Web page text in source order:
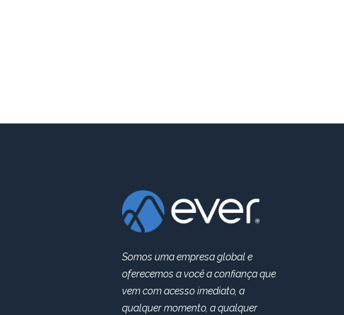
Somos uma empresa global e
oferecemos a você a confiança que
vem com acesso imediato, a
qualquer momento, a qualquer